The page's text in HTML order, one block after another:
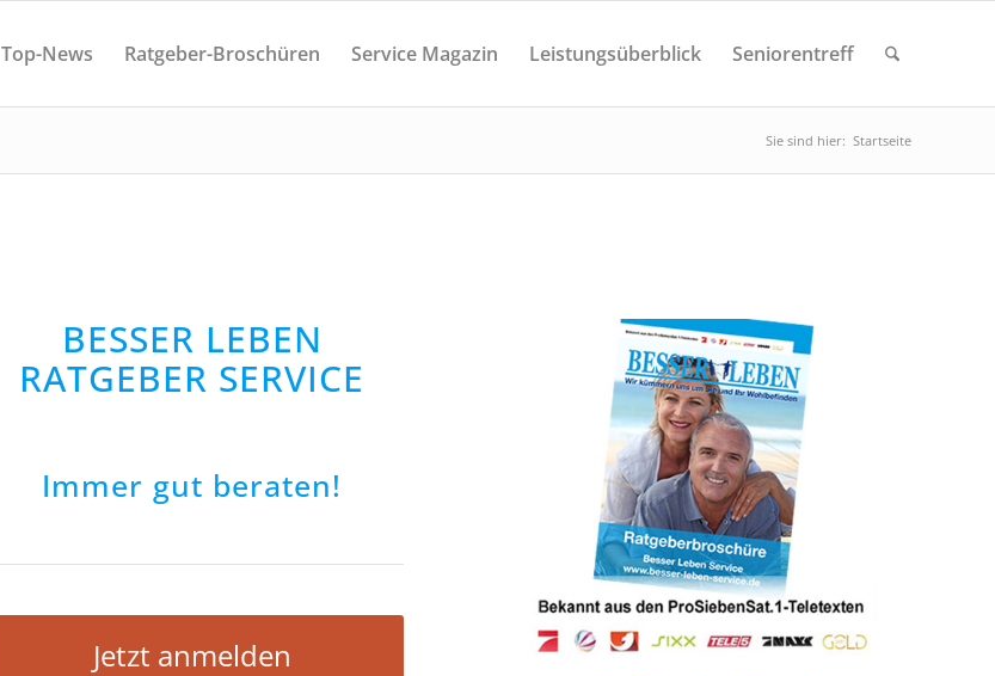
Top-News Ratgeber-Broschüren Service Magazin Leistungsüberblick Seniorentreff
Sie sind hier: Startseite
BESSER LEBEN
RATGEBER SERVICE
Immer gut beraten!
Jetzt anmelden